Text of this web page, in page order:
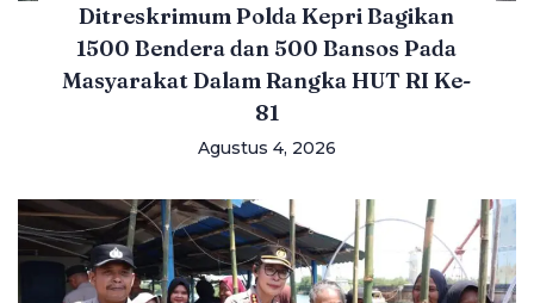
Ditreskrimum Polda Kepri Bagikan
1500 Bendera dan 500 Bansos Pada
Masyarakat Dalam Rangka HUT RI Ke-
81
Agustus 4, 2026